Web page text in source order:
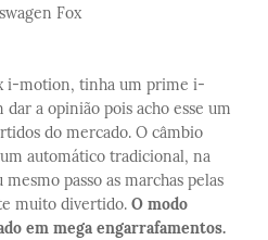
Fox
i-motion, tinha um prime i-
a opinião pois acho esse um
do mercado. O câmbio
automático tradicional, na
passo as marchas pelas
muito divertido. O modo
em mega engarrafamentos.